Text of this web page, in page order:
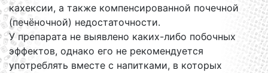
кахексии, а также компенсированной почечной
(печёночной) недостаточности.
У препарата не выявлено каких-либо побочных
эффектов, однако его не рекомендуется
употреблять вместе с напитками, в которых